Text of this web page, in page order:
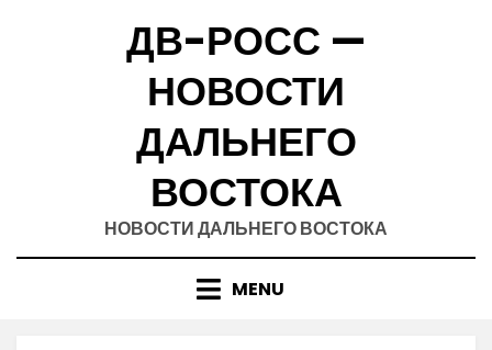
ДВ-РОСС —
НОВОСТИ
ДАЛЬНЕГО
ВОСТОКА
НОВОСТИ ДАЛЬНЕГО ВОСТОКА
MENU